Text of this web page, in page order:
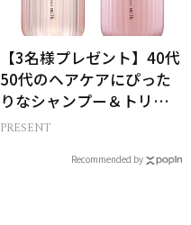
【3名様プレゼント】40代
50代のヘアケアにぴった
りなシャンプー＆トリー
トメントで、うねり悩み
PRESENT
Recommended by